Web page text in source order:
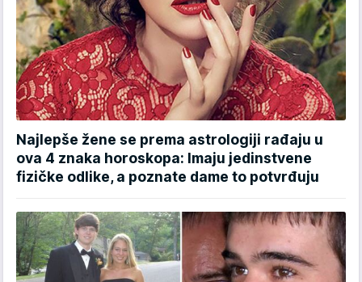
Najlepše žene se prema astrologiji rađaju u
ova 4 znaka horoskopa: Imaju jedinstvene
fizičke odlike, a poznate dame to potvrđuju